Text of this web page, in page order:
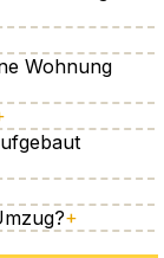
Wohnung
+